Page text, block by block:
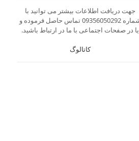
جهت دریافت اطلاعات بیشتر می توانید با
شماره 09356050292 تماس حاصل فرموده و
یا در صفحات اجتماعی با ما در ارتباط باشید.
کاتالوگ